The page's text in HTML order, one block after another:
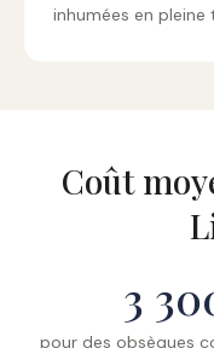
inhumées en pleine
Coût
3
pour des obsèques